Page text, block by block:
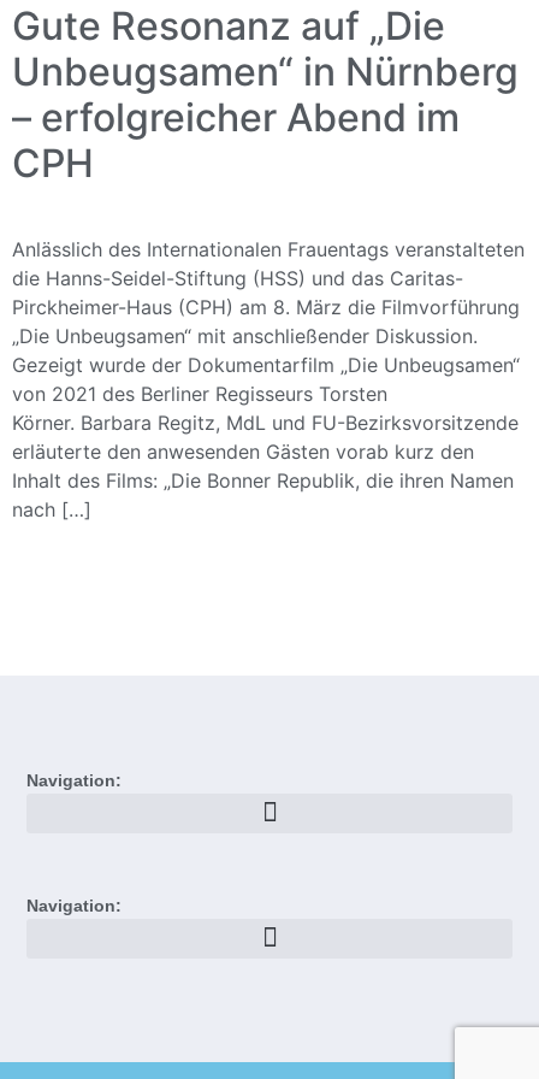
Gute Resonanz auf „Die
Unbeugsamen“ in Nürnberg
– erfolgreicher Abend im
CPH
Anlässlich des Internationalen Frauentags veranstalteten
die Hanns-Seidel-Stiftung (HSS) und das Caritas-
Pirckheimer-Haus (CPH) am 8. März die Filmvorführung
„Die Unbeugsamen“ mit anschließender Diskussion.
Gezeigt wurde der Dokumentarfilm „Die Unbeugsamen“
von 2021 des Berliner Regisseurs Torsten
Körner. Barbara Regitz, MdL und FU-Bezirksvorsitzende
erläuterte den anwesenden Gästen vorab kurz den
Inhalt des Films: „Die Bonner Republik, die ihren Namen
nach […]
Navigation:
Navigation: